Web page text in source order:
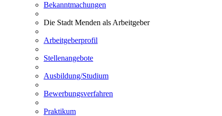
Bekanntmachungen
Die Stadt Menden als Arbeitgeber
Arbeitgeberprofil
Stellenangebote
Ausbildung/Studium
Bewerbungsverfahren
Praktikum